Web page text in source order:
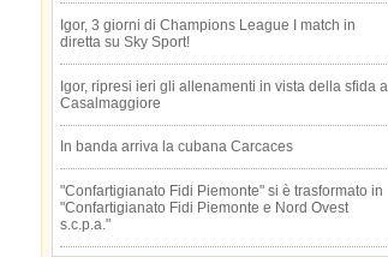
Igor, 3 giorni di Champions League I match in
diretta su Sky Sport!
Igor, ripresi ieri gli allenamenti in vista della sfida a
Casalmaggiore
In banda arriva la cubana Carcaces
"Confartigianato Fidi Piemonte" si è trasformato in
"Confartigianato Fidi Piemonte e Nord Ovest
s.c.p.a."